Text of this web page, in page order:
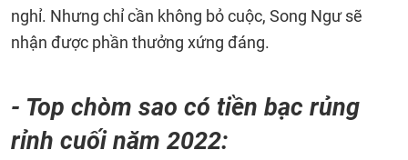
nghỉ. Nhưng chỉ cần không bỏ cuộc, Song Ngư sẽ
nhận được phần thưởng xứng đáng.
- Top chòm sao có tiền bạc rủng
rỉnh cuối năm 2022: